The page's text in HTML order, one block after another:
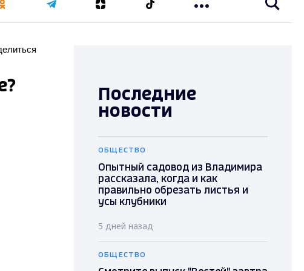
Последние
новости
ОБЩЕСТВО
Опытный садовод из Владимира
рассказала, когда и как
правильно обрезать листья и
усы клубники
5 дней назад
ОБЩЕСТВО